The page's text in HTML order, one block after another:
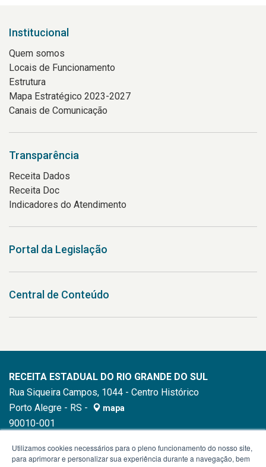
Institucional
Quem somos
Locais de Funcionamento
Estrutura
Mapa Estratégico 2023-2027
Canais de Comunicação
Transparência
Receita Dados
Receita Doc
Indicadores do Atendimento
Portal da Legislação
Central de Conteúdo
RECEITA ESTADUAL DO RIO GRANDE DO SUL
Rua Siqueira Campos, 1044 - Centro Histórico
Porto Alegre - RS -
mapa
90010-001
Utilizamos cookies necessários para o pleno funcionamento do nosso site,
para aprimorar e personalizar sua experiência durante a navegação, bem